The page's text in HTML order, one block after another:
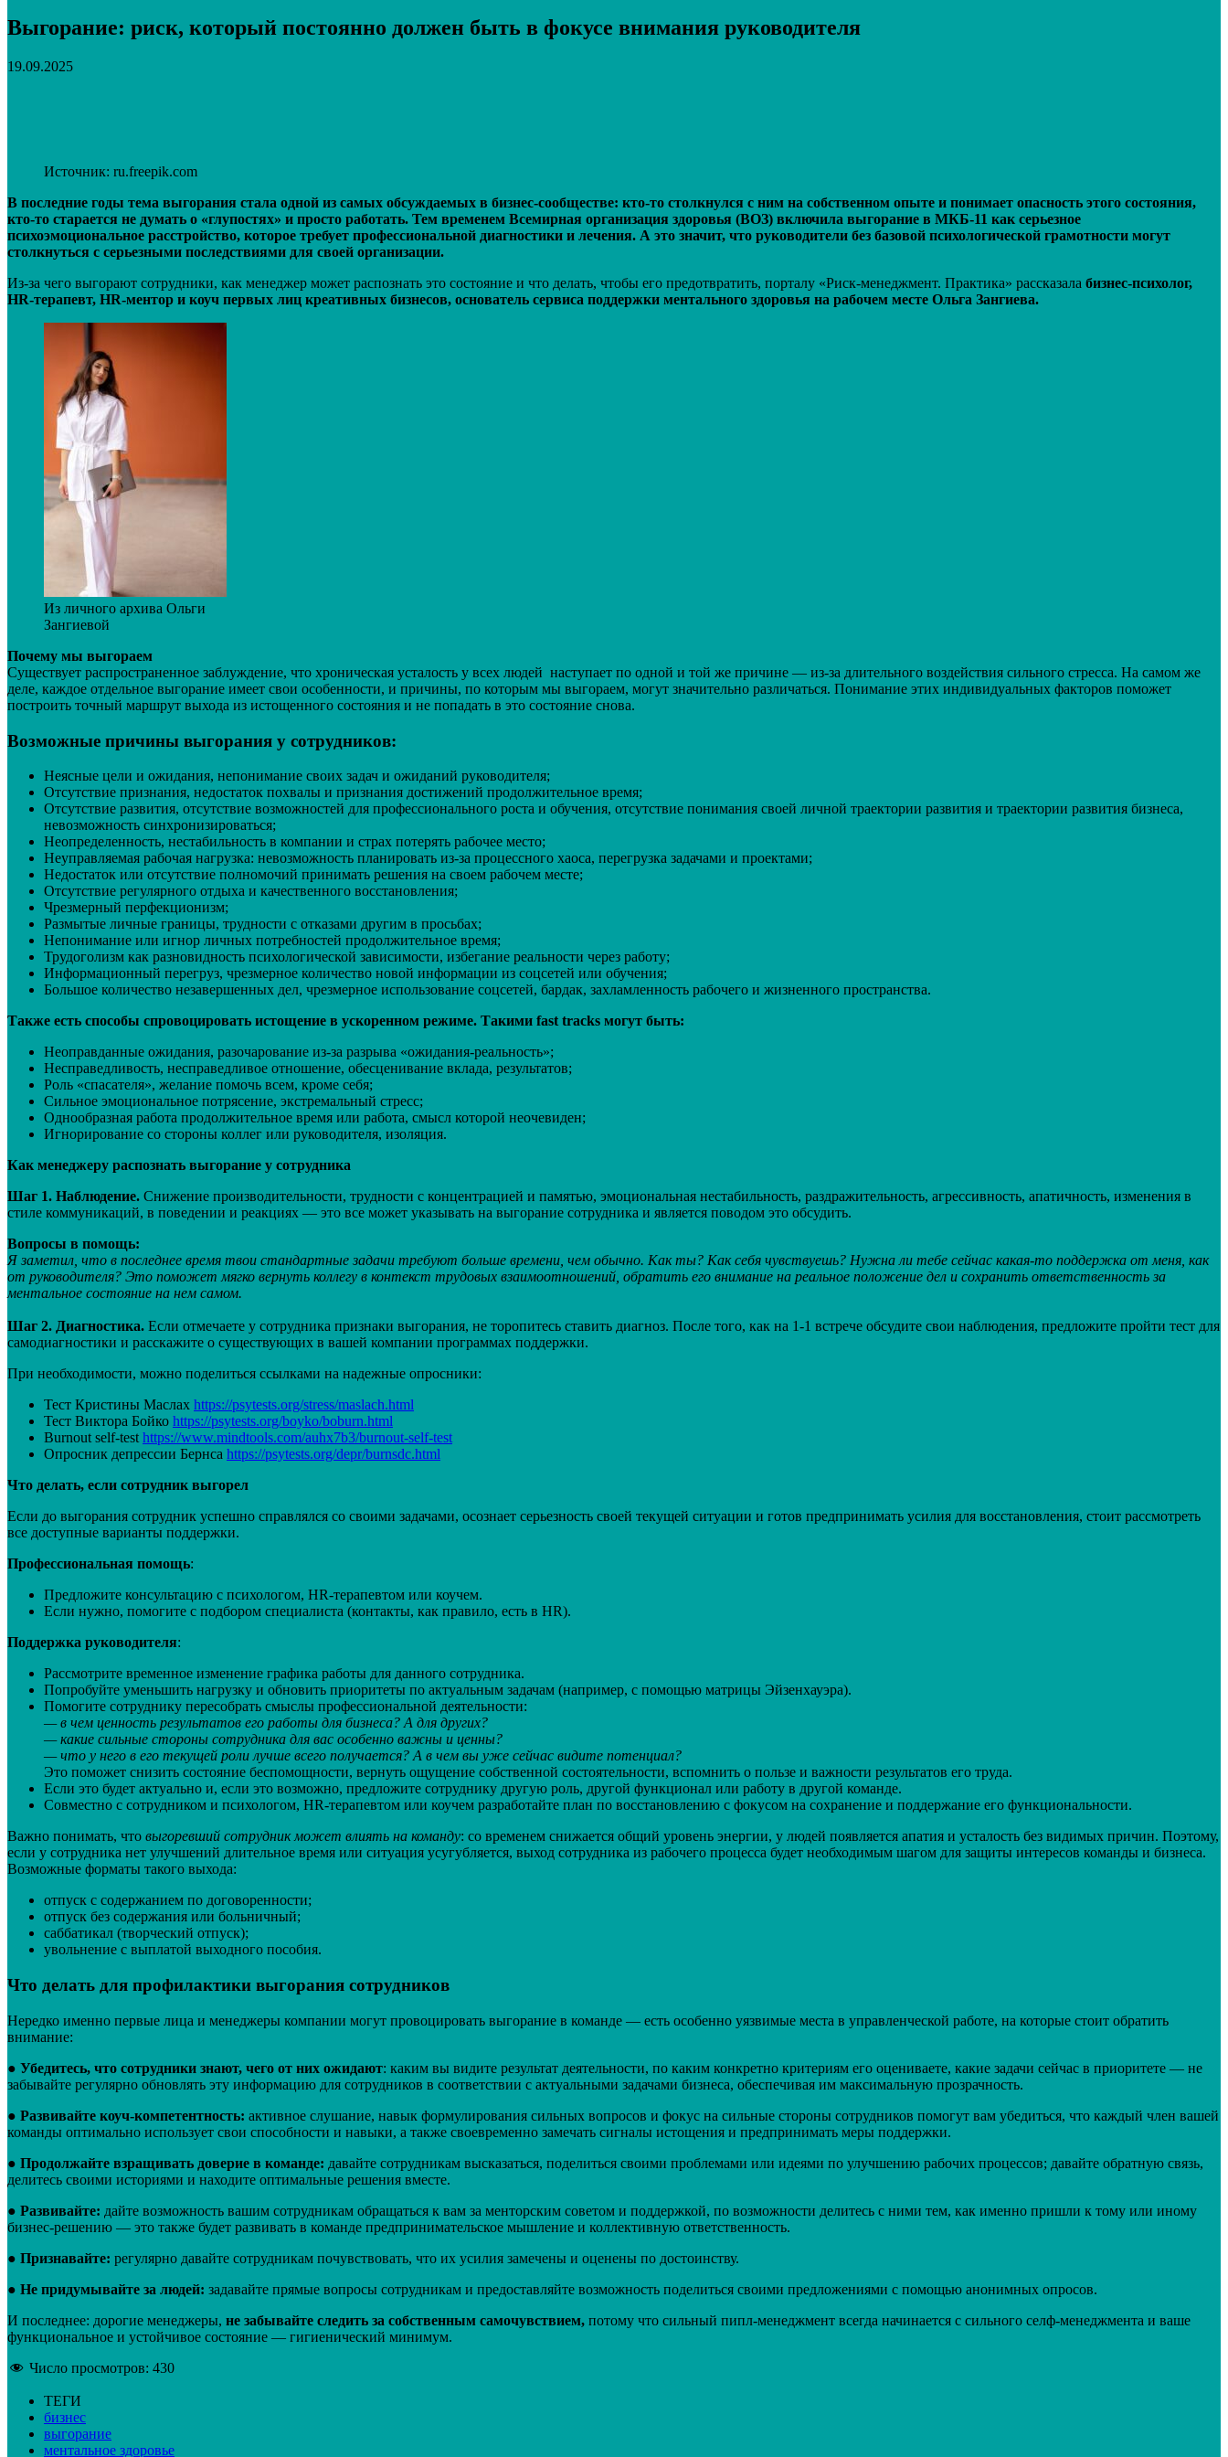
Выгорание: риск, который постоянно должен быть в фокусе внимания руководителя
19.09.2025
Источник: ru.freepik.com
В последние годы тема выгорания стала одной из самых обсуждаемых в бизнес-сообществе: кто-то столкнулся с ним на собственном опыте и понимает опасность этого состояния,
кто-то старается не думать о «глупостях» и просто работать. Тем временем Всемирная организация здоровья (ВОЗ) включила выгорание в МКБ-11 как серьезное
психоэмоциональное расстройство, которое требует профессиональной диагностики и лечения. А это значит, что руководители без базовой психологической грамотности могут
столкнуться с серьезными последствиями для своей организации.
Из-за чего выгорают сотрудники, как менеджер может распознать это состояние и что делать, чтобы его предотвратить, порталу «Риск-менеджмент. Практика» рассказала бизнес-психолог,
HR-терапевт, HR-ментор и коуч первых лиц креативных бизнесов, основатель сервиса поддержки ментального здоровья на рабочем месте Ольга Зангиева.
Из личного архива Ольги
Зангиевой
Почему мы выгораем
Существует распространенное заблуждение, что хроническая усталость у всех людей наступает по одной и той же причине — из-за длительного воздействия сильного стресса. На самом же
деле, каждое отдельное выгорание имеет свои особенности, и причины, по которым мы выгораем, могут значительно различаться. Понимание этих индивидуальных факторов поможет
построить точный маршрут выхода из истощенного состояния и не попадать в это состояние снова.
Возможные причины выгорания у сотрудников:
Неясные цели и ожидания, непонимание своих задач и ожиданий руководителя;
Отсутствие признания, недостаток похвалы и признания достижений продолжительное время;
Отсутствие развития, отсутствие возможностей для профессионального роста и обучения, отсутствие понимания своей личной траектории развития и траектории развития бизнеса,
невозможность синхронизироваться;
Неопределенность, нестабильность в компании и страх потерять рабочее место;
Неуправляемая рабочая нагрузка: невозможность планировать из-за процессного хаоса, перегрузка задачами и проектами;
Недостаток или отсутствие полномочий принимать решения на своем рабочем месте;
Отсутствие регулярного отдыха и качественного восстановления;
Чрезмерный перфекционизм;
Размытые личные границы, трудности с отказами другим в просьбах;
Непонимание или игнор личных потребностей продолжительное время;
Трудоголизм как разновидность психологической зависимости, избегание реальности через работу;
Информационный перегруз, чрезмерное количество новой информации из соцсетей или обучения;
Большое количество незавершенных дел, чрезмерное использование соцсетей, бардак, захламленность рабочего и жизненного пространства.
Также есть способы спровоцировать истощение в ускоренном режиме. Такими fast tracks могут быть:
Неоправданные ожидания, разочарование из-за разрыва «ожидания-реальность»;
Несправедливость, несправедливое отношение, обесценивание вклада, результатов;
Роль «спасателя», желание помочь всем, кроме себя;
Сильное эмоциональное потрясение, экстремальный стресс;
Однообразная работа продолжительное время или работа, смысл которой неочевиден;
Игнорирование со стороны коллег или руководителя, изоляция.
Как менеджеру распознать выгорание у сотрудника
Шаг 1. Наблюдение. Снижение производительности, трудности с концентрацией и памятью, эмоциональная нестабильность, раздражительность, агрессивность, апатичность, изменения в
стиле коммуникаций, в поведении и реакциях — это все может указывать на выгорание сотрудника и является поводом это обсудить.
Вопросы в помощь:
Я заметил, что в последнее время твои стандартные задачи требуют больше времени, чем обычно. Как ты? Как себя чувствуешь? Нужна ли тебе сейчас какая-то поддержка от меня, как
от руководителя? Это поможет мягко вернуть коллегу в контекст трудовых взаимоотношений, обратить его внимание на реальное положение дел и сохранить ответственность за
ментальное состояние на нем самом.
Шаг 2. Диагностика. Если отмечаете у сотрудника признаки выгорания, не торопитесь ставить диагноз. После того, как на 1-1 встрече обсудите свои наблюдения, предложите пройти тест для
самодиагностики и расскажите о существующих в вашей компании программах поддержки.
При необходимости, можно поделиться ссылками на надежные опросники:
Тест Кристины Маслах https://psytests.org/stress/maslach.html
Тест Виктора Бойко https://psytests.org/boyko/boburn.html
Burnout self-test https://www.mindtools.com/auhx7b3/burnout-self-test
Опросник депрессии Бернса https://psytests.org/depr/burnsdc.html
Что делать, если сотрудник выгорел
Если до выгорания сотрудник успешно справлялся со своими задачами, осознает серьезность своей текущей ситуации и готов предпринимать усилия для восстановления, стоит рассмотреть
все доступные варианты поддержки.
Профессиональная помощь:
Предложите консультацию с психологом, HR-терапевтом или коучем.
Если нужно, помогите с подбором специалиста (контакты, как правило, есть в HR).
Поддержка руководителя:
Рассмотрите временное изменение графика работы для данного сотрудника.
Попробуйте уменьшить нагрузку и обновить приоритеты по актуальным задачам (например, с помощью матрицы Эйзенхауэра).
Помогите сотруднику пересобрать смыслы профессиональной деятельности:
— в чем ценность результатов его работы для бизнеса? А для других?
— какие сильные стороны сотрудника для вас особенно важны и ценны?
— что у него в его текущей роли лучше всего получается? А в чем вы уже сейчас видите потенциал?
Это поможет снизить состояние беспомощности, вернуть ощущение собственной состоятельности, вспомнить о пользе и важности результатов его труда.
Если это будет актуально и, если это возможно, предложите сотруднику другую роль, другой функционал или работу в другой команде.
Совместно с сотрудником и психологом, HR-терапевтом или коучем разработайте план по восстановлению с фокусом на сохранение и поддержание его функциональности.
Важно понимать, что выгоревший сотрудник может влиять на команду: со временем снижается общий уровень энергии, у людей появляется апатия и усталость без видимых причин. Поэтому,
если у сотрудника нет улучшений длительное время или ситуация усугубляется, выход сотрудника из рабочего процесса будет необходимым шагом для защиты интересов команды и бизнеса.
Возможные форматы такого выхода:
отпуск с содержанием по договоренности;
отпуск без содержания или больничный;
саббатикал (творческий отпуск);
увольнение с выплатой выходного пособия.
Что делать для профилактики выгорания сотрудников
Нередко именно первые лица и менеджеры компании могут провоцировать выгорание в команде — есть особенно уязвимые места в управленческой работе, на которые стоит обратить
внимание:
● Убедитесь, что сотрудники знают, чего от них ожидают: каким вы видите результат деятельности, по каким конкретно критериям его оцениваете, какие задачи сейчас в приоритете — не
забывайте регулярно обновлять эту информацию для сотрудников в соответствии с актуальными задачами бизнеса, обеспечивая им максимальную прозрачность.
● Развивайте коуч-компетентность: активное слушание, навык формулирования сильных вопросов и фокус на сильные стороны сотрудников помогут вам убедиться, что каждый член вашей
команды оптимально использует свои способности и навыки, а также своевременно замечать сигналы истощения и предпринимать меры поддержки.
● Продолжайте взращивать доверие в команде: давайте сотрудникам высказаться, поделиться своими проблемами или идеями по улучшению рабочих процессов; давайте обратную связь,
делитесь своими историями и находите оптимальные решения вместе.
● Развивайте: дайте возможность вашим сотрудникам обращаться к вам за менторским советом и поддержкой, по возможности делитесь с ними тем, как именно пришли к тому или иному
бизнес-решению — это также будет развивать в команде предпринимательское мышление и коллективную ответственность.
● Признавайте: регулярно давайте сотрудникам почувствовать, что их усилия замечены и оценены по достоинству.
● Не придумывайте за людей: задавайте прямые вопросы сотрудникам и предоставляйте возможность поделиться своими предложениями с помощью анонимных опросов.
И последнее: дорогие менеджеры, не забывайте следить за собственным самочувствием, потому что сильный пипл-менеджмент всегда начинается с сильного селф-менеджмента и ваше
функциональное и устойчивое состояние — гигиенический минимум.
Число просмотров: 430
ТЕГИ
бизнес
выгорание
ментальное здоровье